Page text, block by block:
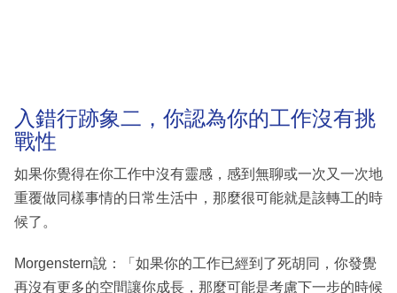
入錯行跡象二，你認為你的工作沒有挑
戰性
如果你覺得在你工作中沒有靈感，感到無聊或一次又一次地
重覆做同樣事情的日常生活中，那麼很可能就是該轉工的時
候了。
Morgenstern說：「如果你的工作已經到了死胡同，你發覺
再沒有更多的空間讓你成長，那麼可能是考慮下一步的時候